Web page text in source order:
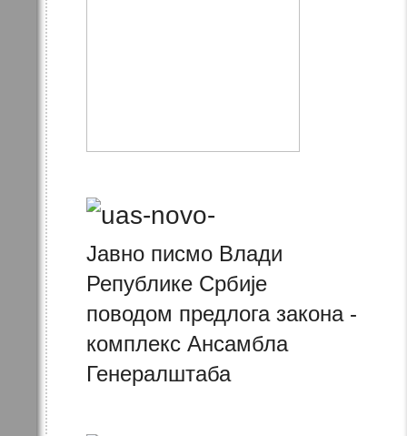
Јавно писмо Влади
Републике Србије
поводом предлога закона -
комплекс Ансамбла
Генералштаба